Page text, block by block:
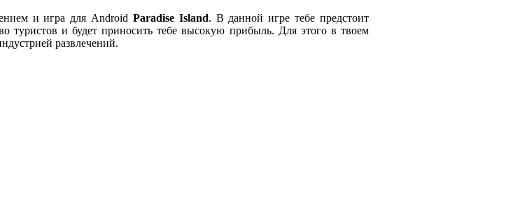
и игра для Android Paradise Island. В данной игре тебе предстоит
туристов и будет приносить тебе высокую прибыль. Для этого в твоем
развлечений.